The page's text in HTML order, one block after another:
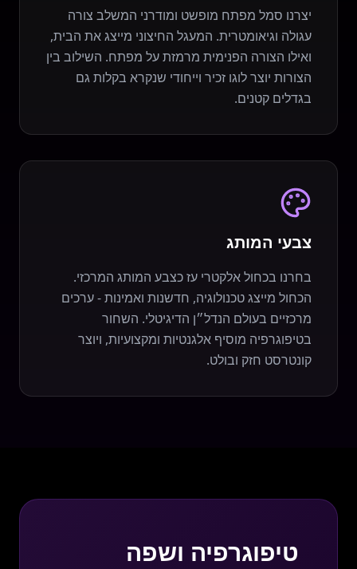
יצרנו סמל מפתח מופשט ומודרני המשלב צורה
עגולה וגיאומטרית. המעגל החיצוני מייצג את הבית,
ואילו הצורה הפנימית מרמזת על מפתח. השילוב בין
הצורות יוצר לוגו זכיר וייחודי שנקרא בקלות גם
בגדלים קטנים.
צבעי המותג
בחרנו בכחול אלקטרי עז כצבע המותג המרכזי.
הכחול מייצג טכנולוגיה, חדשנות ואמינות - ערכים
מרכזיים בעולם הנדל״ן הדיגיטלי. השחור
בטיפוגרפיה מוסיף אלגנטיות ומקצועיות, ויוצר
קונטרסט חזק ובולט.
טיפוגרפיה ושפה